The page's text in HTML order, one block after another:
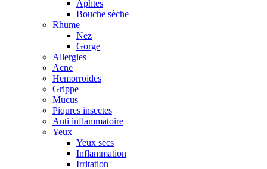
Aphtes
Bouche sèche
Rhume
Nez
Gorge
Allergies
Acne
Hemorroides
Grippe
Mucus
Piqures insectes
Anti inflammatoire
Yeux
Yeux secs
Inflammation
Irritation